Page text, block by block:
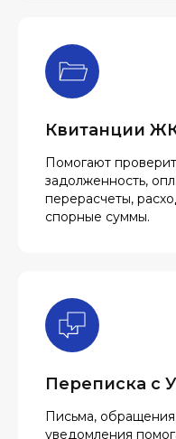
Квитанции
Помогают
задолженность,
перерасчеты,
спорные суммы.
Переписка с
Письма,
уведомления